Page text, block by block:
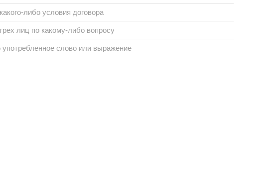
либо условия договора
лиц по какому-либо вопросу
употребленное слово или выражение